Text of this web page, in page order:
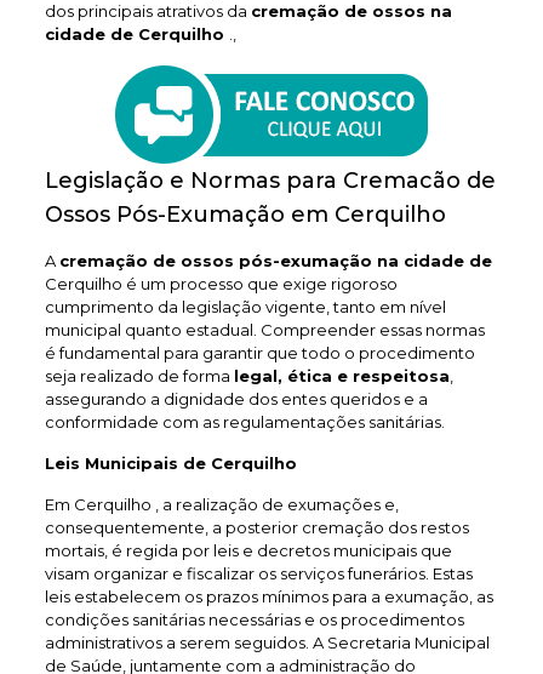
dos principais atrativos da cremação de ossos na
cidade de Cerquilho
Legislação e Normas para Cremacão de
Ossos Pós-Exumação em Cerquilho
A cremação de ossos pós-exumação na cidade de
Cerquilho é um processo que exige rigoroso
cumprimento da legislação vigente, tanto em nível
municipal quanto estadual. Compreender essas normas
é fundamental para garantir que todo o procedimento
seja realizado de forma legal, ética e respeitosa
assegurando a dignidade dos entes queridos e a
conformidade com as regulamentações sanitárias.
Leis Municipais de Cerquilho
Em Cerquilho , a realização de exumações e,
consequentemente, a posterior cremação dos restos
mortais, é regida por leis e decretos municipais que
visam organizar e fiscalizar os serviços funerários. Estas
leis estabelecem os prazos mínimos para a exumação, as
condições sanitárias necessárias e os procedimentos
administrativos a serem seguidos. A Secretaria Municipal
de Saúde, juntamente com a administração do